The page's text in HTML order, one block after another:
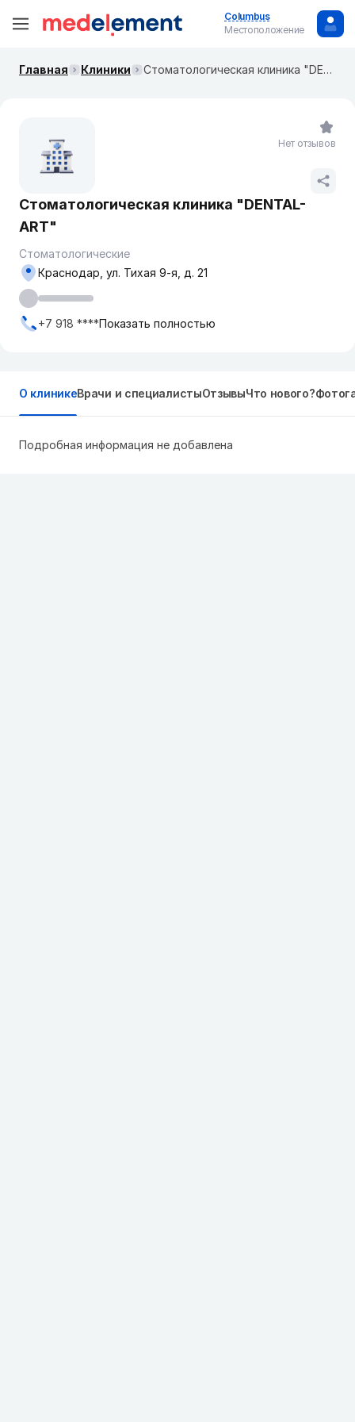
Columbus
Местоположение
Главная Клиники Стоматологическая клиника "DENTAL-ART"
Стоматологическая клиника "DENTAL-
ART"
Стоматологические
Краснодар, ул. Тихая 9-я, д. 21
+7 918 ****Показать полностью
Нет отзывов
О клиникеВрачи и специалистыОтзывыЧто нового?
Подробная информация не добавлена